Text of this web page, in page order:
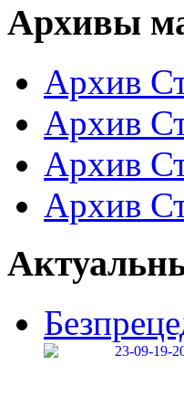
Архивы
Архив
Архив
Архив
Архив